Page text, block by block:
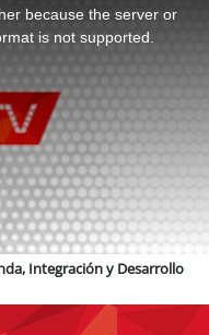
because the server or
is not supported.
Integración y Desarrollo